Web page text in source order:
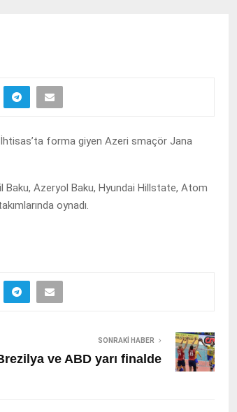
forma giyen Azeri smaçör Jana
Azeryol Baku, Hyundai Hillstate, Atom
oynadı.
SONRAKI HABER
ve ABD yarı finalde